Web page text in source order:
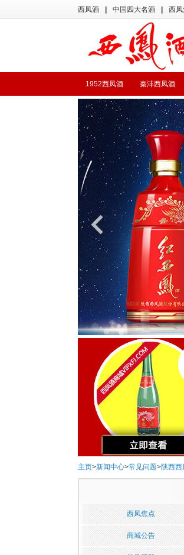
西凤酒 中国四大名酒 西
秦沣西凤酒
1952西凤酒
主页>新闻中心>常见问题>陕西
西凤焦点
商城公告